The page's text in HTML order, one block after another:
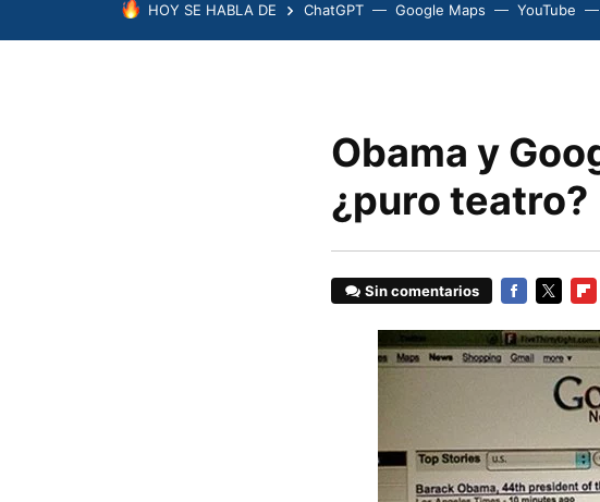
HOY SE HABLA DE ChatGPT Google Maps YouTube
Obama y
¿puro teatro?
Sin comentarios